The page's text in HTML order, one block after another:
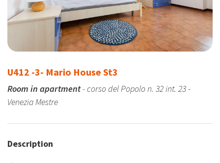
U412 -3- Mario House St3
Room in apartment- corso del Popolo n. 32 int. 23 -
Venezia Mestre
Description